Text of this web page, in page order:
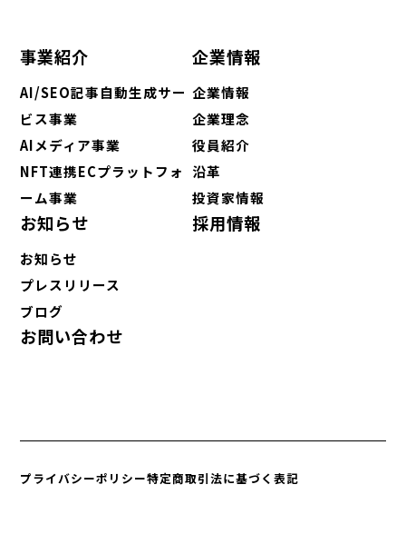
事業紹介
AI/SEO記事自動生成サー
ビス事業
AIメディア事業
NFT連携ECプラットフォ
ーム事業
企業情報
企業情報
企業理念
役員紹介
沿革
投資家情報
お知らせ
お知らせ
プレスリリース
ブログ
採用情報
お問い合わせ
プライバシーポリシー特定商取引法に基づく表記